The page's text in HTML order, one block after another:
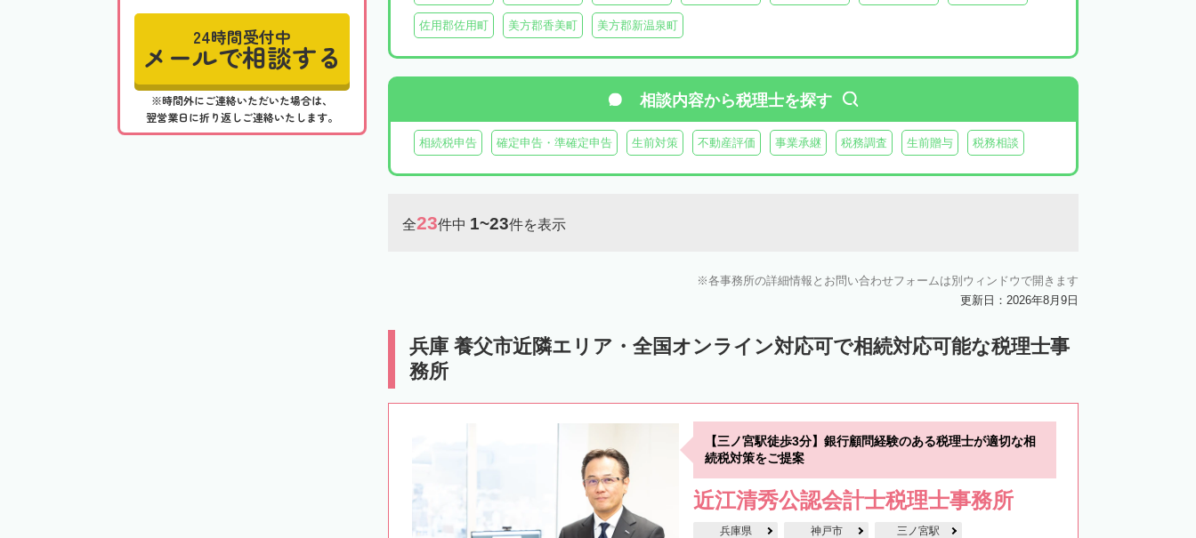
24時間受付中
メールで相談する
※時間外にご連絡いただいた場合は、
翌営業日に折り返しご連絡いたします。
佐用郡佐用町 美方郡香美町 美方郡新温泉町
相談内容から税理士を探す
相続税申告 確定申告・準確定申告 生前対策 不動産評価 事業承継 税務調査 生前贈与 税務相談
全23件中 1~23件を表示
各事務所の詳細情報とお問い合わせフォームは別ウィンドウで開きます
更新日：2026年8月9日
兵庫 養父市近隣エリア・全国オンライン対応可で相続対応可能な税理士事
務所
【三ノ宮駅徒歩3分】銀行顧問経験のある税理士が適切な相
続税対策をご提案
近江清秀公認会計士税理士事務所
兵庫県 神戸市 三ノ宮駅